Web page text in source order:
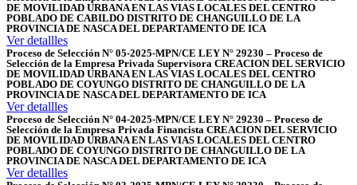
DE MOVILIDAD URBANA EN LAS VIAS LOCALES DEL CENTRO
POBLADO DE CABILDO DISTRITO DE CHANGUILLO DE LA
PROVINCIA DE NASCA DEL DEPARTAMENTO DE ICA
Ver detallles
Proceso de Selección N° 05-2025-MPN/CE LEY N° 29230 – Proceso de
Selección de la Empresa Privada Supervisora CREACION DEL SERVICIO
DE MOVILIDAD URBANA EN LAS VIAS LOCALES DEL CENTRO
POBLADO DE COYUNGO DISTRITO DE CHANGUILLO DE LA
PROVINCIA DE NASCA DEL DEPARTAMENTO DE ICA
Ver detallles
Proceso de Selección N° 04-2025-MPN/CE LEY N° 29230 – Proceso de
Selección de la Empresa Privada Financista CREACION DEL SERVICIO
DE MOVILIDAD URBANA EN LAS VIAS LOCALES DEL CENTRO
POBLADO DE COYUNGO DISTRITO DE CHANGUILLO DE LA
PROVINCIA DE NASCA DEL DEPARTAMENTO DE ICA
Ver detallles